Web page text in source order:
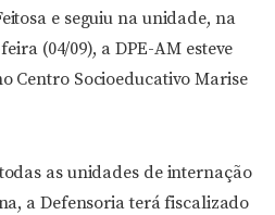
e seguiu na unidade, na
(04/09), a DPE-AM esteve
Centro Socioeducativo Marise
as unidades de internação
a Defensoria terá fiscalizado